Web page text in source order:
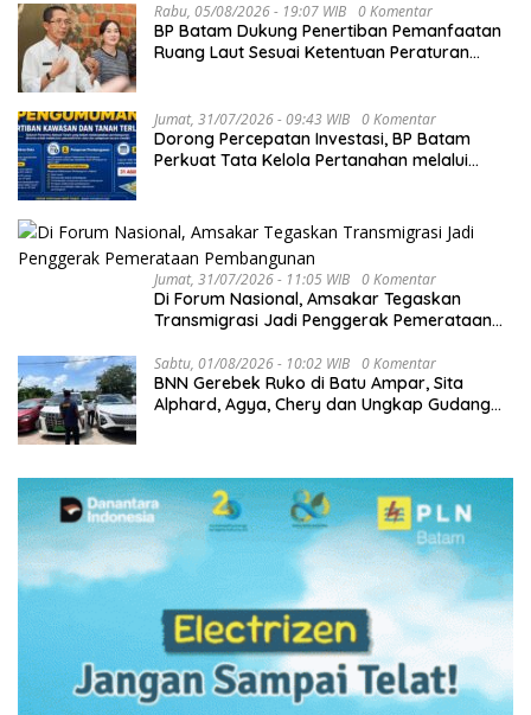
Rabu, 05/08/2026 - 19:07 WIB 0 Komentar
BP Batam Dukung Penertiban Pemanfaatan
Ruang Laut Sesuai Ketentuan Peraturan
Jumat, 31/07/2026 - 09:43 WIB 0 Komentar
Dorong Percepatan Investasi, BP Batam
Perkuat Tata Kelola Pertanahan melalui
Jumat, 31/07/2026 - 11:05 WIB 0 Komentar
Di Forum Nasional, Amsakar Tegaskan
Transmigrasi Jadi Penggerak Pemerataan
Sabtu, 01/08/2026 - 10:02 WIB 0 Komentar
BNN Gerebek Ruko di Batu Ampar, Sita
Alphard, Agya, Chery dan Ungkap Gudang